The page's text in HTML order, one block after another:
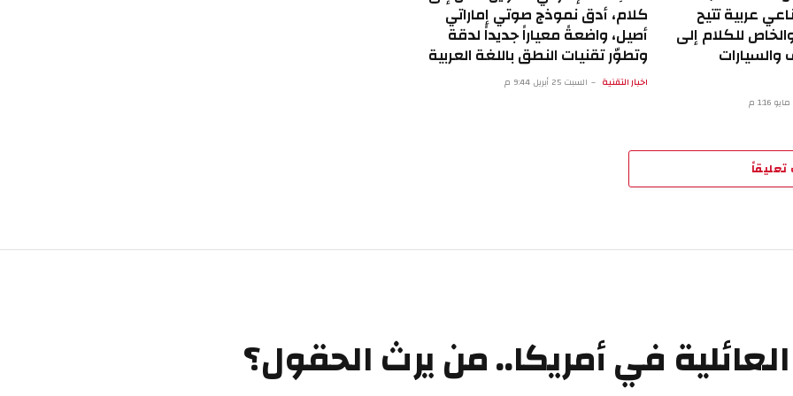
عربية تتيح
للكلام إلى
كلام، أدق نموذج صوتي إماراتي
أصيل، واضعةً معياراً جديداً لدقة
وتطوّر تقنيات النطق باللغة العربية
اخبار التقنية السبت 25 أبريل 9:44 م
تعليقاً
في أمريكا.. من يرث الحقول؟